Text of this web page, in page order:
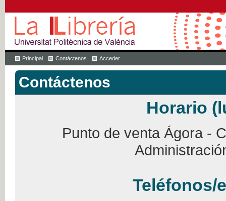
Principal Contáctenos Acceder
Contáctenos
Horario
Punto de venta Ágora -
Teléfonos/